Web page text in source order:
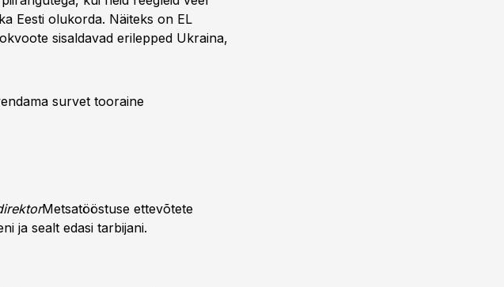
Eesti olukorda. Näiteks on EL
sisaldavad erilepped Ukraina,
survet tooraine
Metsatööstuse ettevõtete
ja sealt edasi tarbijani.